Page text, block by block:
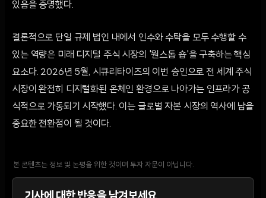
있음을 증명했다.
결론적으로 단일 규제 법인 내에서 인수와 수탁을 모두 수행할 수
있는 역량은 미래 디지털 주식 시장의 '원스톱 숍'을 구축하는 핵심
요소다. 2026년 5월, 시큐리타이즈의 이번 승인으로 전 세계 주식
시장이 완전히 디지털화된 온체인 환경으로 나아가는 인프라가 공
식적으로 가동되기 시작했다. 이는 글로벌 자본 시장의 역사에 남을
중요한 전환점이 될 것이다.
본 콘텐츠는 정보 및 논평을 위한 것이며 투자 자문이 아닙니다.